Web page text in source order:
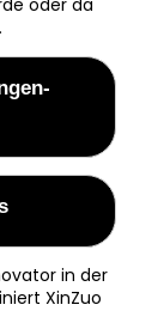
leicht von
aus
oder da